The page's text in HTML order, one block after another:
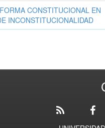
CONSTITUCIONAL EN
INCONSTITUCIONALIDAD